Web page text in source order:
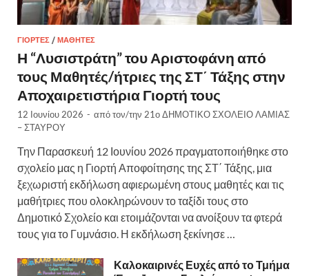
ΓΙΟΡΤΈΣ / ΜΑΘΗΤΈΣ
Η “Λυσιστράτη” του Αριστοφάνη από
τους Μαθητές/ήτριες της ΣΤ΄ Τάξης στην
Αποχαιρετιστήρια Γιορτή τους
12 Ιουνίου 2026 - από τον/την 21ο ΔΗΜΟΤΙΚΟ ΣΧΟΛΕΙΟ ΛΑΜΙΑΣ
– ΣΤΑΥΡΟΥ
Την Παρασκευή 12 Ιουνίου 2026 πραγματοποιήθηκε στο
σχολείο μας η Γιορτή Αποφοίτησης της ΣΤ΄ Τάξης, μια
ξεχωριστή εκδήλωση αφιερωμένη στους μαθητές και τις
μαθήτριες που ολοκληρώνουν το ταξίδι τους στο
Δημοτικό Σχολείο και ετοιμάζονται να ανοίξουν τα φτερά
τους για το Γυμνάσιο. Η εκδήλωση ξεκίνησε …
Καλοκαιρινές Ευχές από το Τμήμα